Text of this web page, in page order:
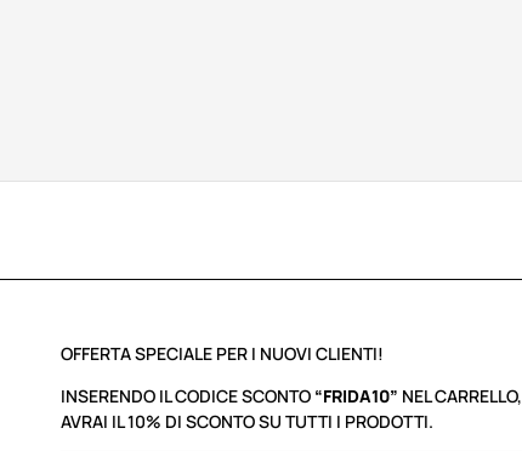
OFFERTA SPECIALE PER I NUOVI CLIENTI!
INSERENDO IL CODICE SCONTO “FRIDA10” NEL CARRELLO,
AVRAI IL 10% DI SCONTO SU TUTTI I PRODOTTI.